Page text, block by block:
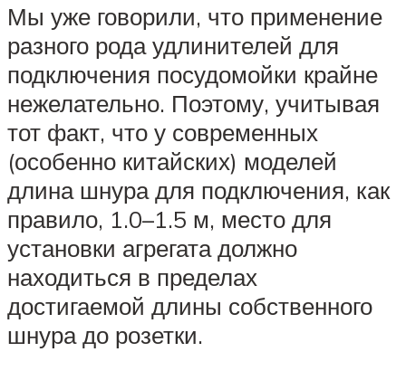
Мы уже говорили, что применение
разного рода удлинителей для
подключения посудомойки крайне
нежелательно. Поэтому, учитывая
тот факт, что у современных
(особенно китайских) моделей
длина шнура для подключения, как
правило, 1.0–1.5 м, место для
установки агрегата должно
находиться в пределах
достигаемой длины собственного
шнура до розетки.